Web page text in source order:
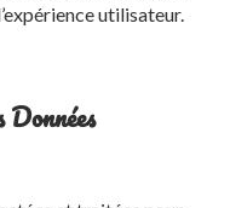
utilisateur.